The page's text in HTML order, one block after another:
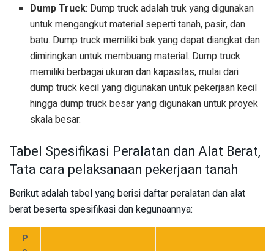
Dump Truck: Dump truck adalah truk yang digunakan
untuk mengangkut material seperti tanah, pasir, dan
batu. Dump truck memiliki bak yang dapat diangkat dan
dimiringkan untuk membuang material. Dump truck
memiliki berbagai ukuran dan kapasitas, mulai dari
dump truck kecil yang digunakan untuk pekerjaan kecil
hingga dump truck besar yang digunakan untuk proyek
skala besar.
Tabel Spesifikasi Peralatan dan Alat Berat,
Tata cara pelaksanaan pekerjaan tanah
Berikut adalah tabel yang berisi daftar peralatan dan alat
berat beserta spesifikasi dan kegunaannya:
P